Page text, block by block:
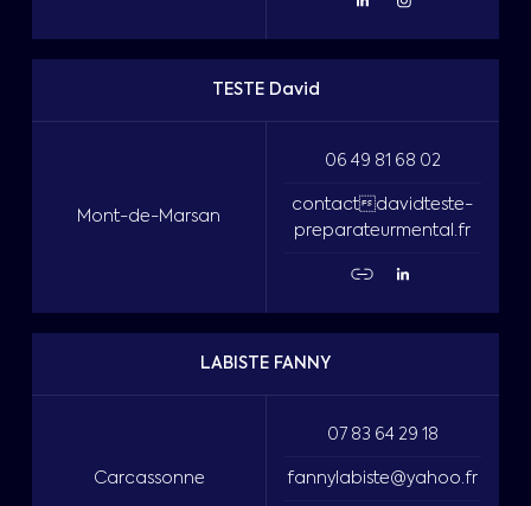
TESTE David
Mont-de-Marsan
06 49 81 68 02
contactdavidteste-
preparateurmental.fr
LABISTE FANNY
Carcassonne
07 83 64 29 18
fannylabiste@yahoo.fr